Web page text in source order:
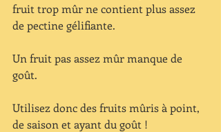
fruit trop mûr ne contient plus assez
de pectine gélifiante.
Un fruit pas assez mûr manque de
goût.
Utilisez donc des fruits mûris à point,
de saison et ayant du goût !